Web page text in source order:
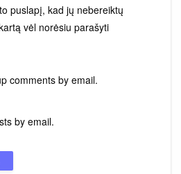
puslapį, kad jų nebereiktų
vėl norėsiu parašyti
comments by email.
by email.